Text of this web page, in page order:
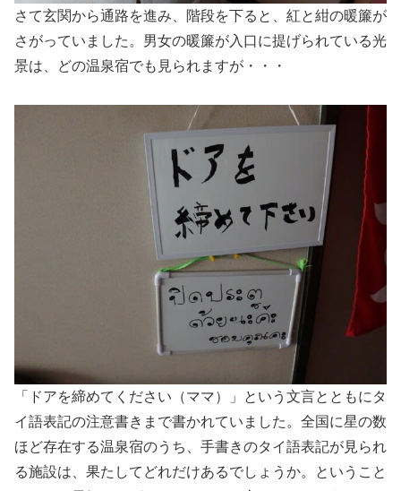
さて玄関から通路を進み、階段を下ると、紅と紺の暖簾が
さがっていました。男女の暖簾が入口に提げられている光
景は、どの温泉宿でも見られますが・・・
「ドアを締めてください（ママ）」という文言とともにタ
イ語表記の注意書きまで書かれていました。全国に星の数
ほど存在する温泉宿のうち、手書きのタイ語表記が見られ
る施設は、果たしてどれだけあるでしょうか。ということ